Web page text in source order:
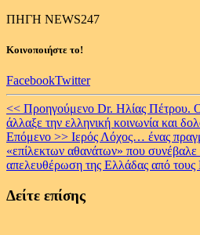
ΠΗΓΗ NEWS247
Κοινοποιήστε το!
FacebookTwitter
Continue
Reading
<< Προηγούμενο Dr. Ηλίας Πέτρου.
άλλαξε την ελληνική κοινωνία και
Επόμενο >> Ιερός Λόχος… ένας
«επίλεκτων αθανάτων» που συνέβαλε
απελευθέρωση της Ελλάδας από τους
Δείτε επίσης